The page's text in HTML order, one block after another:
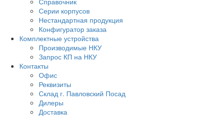
Серии корпусов
Нестандартная продукция
Конфигуратор заказа
Комплектные устройства
Производимые НКУ
Запрос КП на НКУ
Контакты
Офис
Реквизиты
Склад г. Павловский Посад
Дилеры
Доставка